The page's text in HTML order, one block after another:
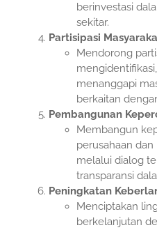
berinvestasi
sekitar.
Partisipasi
Mendorong
menanggapi
berkaitan
Pembangunan
Membangun
perusahaan
melalui dialog
transparansi
Peningkatan
Menciptakan
berkelanjutan